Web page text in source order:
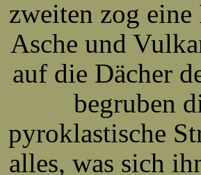
zweiten zog
Asche und
auf die Dächer
begruben
pyroklastische
alles, was sich